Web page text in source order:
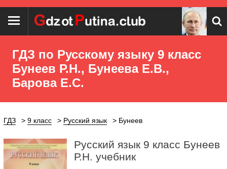
ГДЗ по Русскому языку 9 класс
Бунеев Р.Н., Бунеева Е.В.,
Барова Е.С.
ГДЗ 9 класс Русский язык Бунеев
Русский язык 9 класс Бунеев
Р.Н. учебник